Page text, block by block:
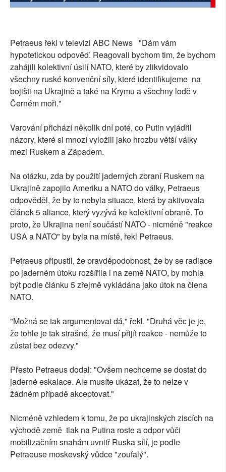
Petraeus řekl v televizi ABC News "Dám vám
hypotetickou odpověď. Reagovali bychom tim, že bychom
zahájili kolektivní úsilí NATO, které by zlikvidovalo
všechny ruské konvenční síly, které identifikujeme na
bojišti na Ukrajině a také na Krymu a všechny lodě v
Černém moři."
Varování přichází několik dní poté, co Putin vyjádřil
názory, které si mnozí vyložili jako hrozbu větší války
mezi Ruskem a Západem.
Na otázku, zda by použití jaderných zbraní Ruskem na
Ukrajině zapojilo Ameriku a NATO do války, Petraeus
odpověděl, že by to nebyla situace, která by aktivovala
článek 5 aliance, který vyzývá ke kolektivní obraně. To
proto, že Ukrajina není součástí NATO - nicméně "reakce
USA a NATO" by byla na místě, řekl Petraeus.
Petraeus připustil, že pravděpodobnost, že by se radiace
po jaderném útoku rozšířila i na země NATO, by mohla
být podle článku 5 zřejmě vykládána jako útok na člena
NATO.
"Možná se tak argumentovat dá," řekl. "Druhá věc je je,
že tohle je tak strašné, že musí přijít reakce - nemůže to
zůstat bez odezvy."
Přesto Petraeus dodal: "Ovšem nechceme se dostat do
jaderné eskalace. Ale musíte ukázat, že to nelze v
žádném případě akceptovat."
Nicméně vzhledem k tomu, že po ukrajinských ziscích na
východě země tlak na Putina roste a odpor vůči
mobilizačním snahám uvnitř Ruska sílí, je podle
Petraeuse moskevský vůdce "zoufalý".